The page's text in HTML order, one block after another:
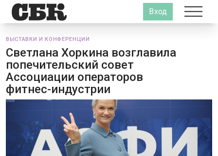
Вход
ВЫСТАВКИ И КОНФЕРЕНЦИИ
Светлана Хоркина возглавила
попечительский совет
Ассоциации операторов
фитнес-индустрии